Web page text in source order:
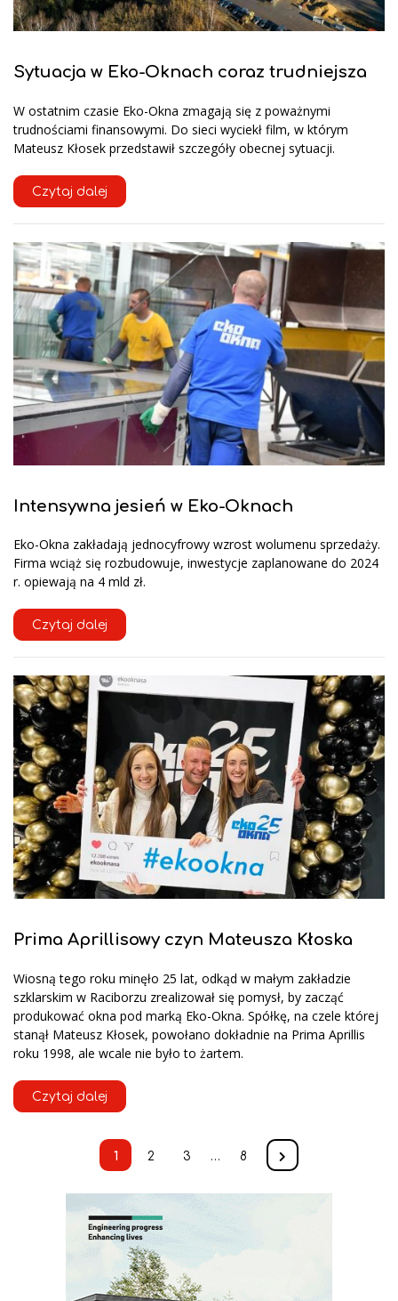
Sytuacja w Eko-Oknach coraz trudniejsza
W ostatnim czasie Eko-Okna zmagają się z poważnymi
trudnościami finansowymi. Do sieci wyciekł film, w którym
Mateusz Kłosek przedstawił szczegóły obecnej sytuacji.
Czytaj dalej
Intensywna jesień w Eko-Oknach
Eko-Okna zakładają jednocyfrowy wzrost wolumenu sprzedaży.
Firma wciąż się rozbudowuje, inwestycje zaplanowane do 2024
r. opiewają na 4 mld zł.
Czytaj dalej
Prima Aprillisowy czyn Mateusza Kłoska
Wiosną tego roku minęło 25 lat, odkąd w małym zakładzie
szklarskim w Raciborzu zrealizował się pomysł, by zacząć
produkować okna pod marką Eko-Okna. Spółkę, na czele której
stanął Mateusz Kłosek, powołano dokładnie na Prima Aprillis
roku 1998, ale wcale nie było to żartem.
Czytaj dalej
1 2 3 … 8